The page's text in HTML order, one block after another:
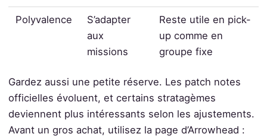
Polyvalence
S’adapter
aux
missions
Reste utile en pick-
up comme en
groupe fixe
Gardez aussi une petite réserve. Les patch notes
officielles évoluent, et certains stratagèmes
deviennent plus intéressants selon les ajustements.
Avant un gros achat, utilisez la page d’Arrowhead :